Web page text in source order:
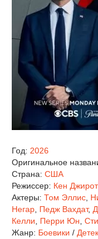
Год: 2026
Оригинальное
Страна: США
Режиссер: Кен
Актеры: Том Эллис
Негар Педж Вахдат,
Келли
Перри Юн
Жанр: Боевики /